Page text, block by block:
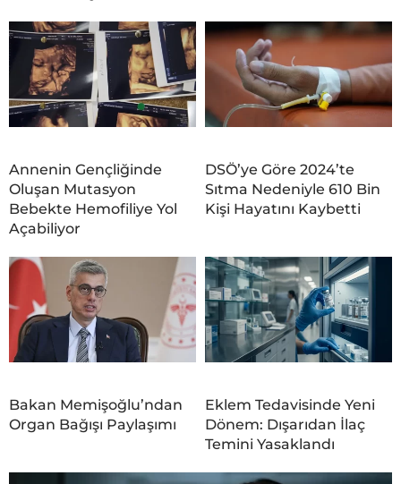
Annenin Gençliğinde
Oluşan Mutasyon
Bebekte Hemofiliye Yol
Açabiliyor
DSÖ’ye Göre 2024’te
Sıtma Nedeniyle 610 Bin
Kişi Hayatını Kaybetti
Bakan Memişoğlu’ndan
Organ Bağışı Paylaşımı
Eklem Tedavisinde Yeni
Dönem: Dışarıdan İlaç
Temini Yasaklandı